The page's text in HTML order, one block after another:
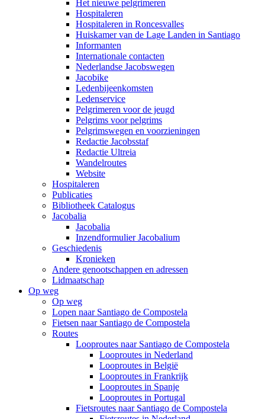
Het nieuwe pelgrimeren
Hospitaleren
Hospitaleren in Roncesvalles
Huiskamer van de Lage Landen in Santiago
Informanten
Internationale contacten
Nederlandse Jacobswegen
Jacobike
Ledenbijeenkomsten
Ledenservice
Pelgrimeren voor de jeugd
Pelgrims voor pelgrims
Pelgrimswegen en voorzieningen
Redactie Jacobsstaf
Redactie Ultreia
Wandelroutes
Website
Hospitaleren
Publicaties
Bibliotheek Catalogus
Jacobalia
Jacobalia
Inzendformulier Jacobalium
Geschiedenis
Kronieken
Andere genootschappen en adressen
Lidmaatschap
Op weg
Op weg
Lopen naar Santiago de Compostela
Fietsen naar Santiago de Compostela
Routes
Looproutes naar Santiago de Compostela
Looproutes in Nederland
Looproutes in België
Looproutes in Frankrijk
Looproutes in Spanje
Looproutes in Portugal
Fietsroutes naar Santiago de Compostela